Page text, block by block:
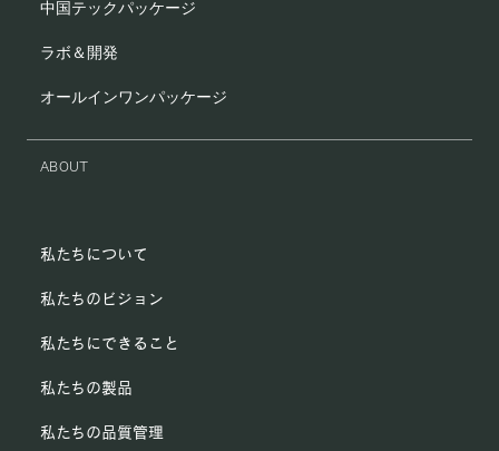
中国テックパッケージ
ラボ＆開発
オールインワンパッケージ
ABOUT
私たちについて
私たちのビジョン
私たちにできること
私たちの製品
私たちの品質管理